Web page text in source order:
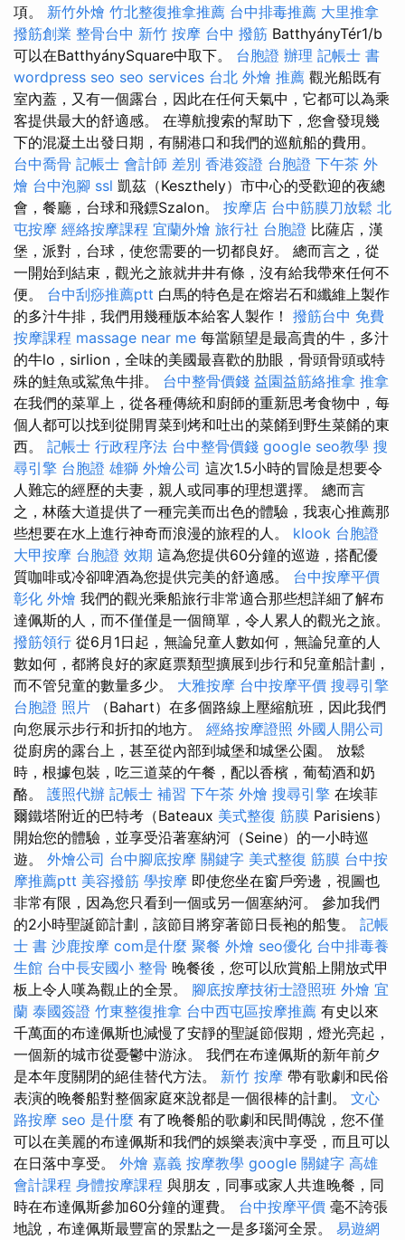
項。 新竹外燴 竹北整復推拿推薦 台中排毒推薦 大里推拿
撥筋創業 整骨台中 新竹 按摩 台中 撥筋 BatthyányTér1/b
可以在BatthyánySquare中取下。 台胞證 辦理 記帳士 書
wordpress seo seo services 台北 外燴 推薦 觀光船既有
室內蓋，又有一個露台，因此在任何天氣中，它都可以為乘
客提供最大的舒適感。 在導航搜索的幫助下，您會發現幾
下的混凝土出發日期，有關港口和我們的巡航船的費用。
台中喬骨 記帳士 會計師 差別 香港簽證 台胞證 下午茶 外
燴 台中泡腳 ssl 凱茲（Keszthely）市中心的受歡迎的夜總
會，餐廳，台球和飛鏢Szalon。 按摩店 台中筋膜刀放鬆 北
屯按摩 經絡按摩課程 宜蘭外燴 旅行社 台胞證 比薩店，漢
堡，派對，台球，使您需要的一切都良好。 總而言之，從
一開始到結束，觀光之旅就井井有條，沒有給我帶來任何不
便。 台中刮痧推薦ptt 白馬的特色是在熔岩石和纖維上製作
的多汁牛排，我們用幾種版本給客人製作！ 撥筋台中 免費
按摩課程 massage near me 每當願望是最高貴的牛，多汁
的牛lo，sirlion，全味的美國最喜歡的肋眼，骨頭骨頭或特
殊的鮭魚或鯊魚牛排。 台中整骨價錢 益園益筋絡推拿 推拿
在我們的菜單上，從各種傳統和廚師的重新思考食物中，每
個人都可以找到從開胃菜到烤和吐出的菜餚到野生菜餚的東
西。 記帳士 行政程序法 台中整骨價錢 google seo教學 搜
尋引擎 台胞證 雄獅 外燴公司 這次1.5小時的冒險是想要令
人難忘的經歷的夫妻，親人或同事的理想選擇。 總而言
之，林蔭大道提供了一種完美而出色的體驗，我衷心推薦那
些想要在水上進行神奇而浪漫的旅程的人。 klook 台胞證
大甲按摩 台胞證 效期 這為您提供60分鐘的巡遊，搭配優
質咖啡或冷卻啤酒為您提供完美的舒適感。 台中按摩平價
彰化 外燴 我們的觀光乘船旅行非常適合那些想詳細了解布
達佩斯的人，而不僅僅是一個簡單，令人累人的觀光之旅。
撥筋領行 從6月1日起，無論兒童人數如何，無論兒童的人
數如何，都將良好的家庭票類型擴展到步行和兒童船計劃，
而不管兒童的數量多少。 大雅按摩 台中按摩平價 搜尋引擎
台胞證 照片 （Bahart）在多個路線上壓縮航班，因此我們
向您展示步行和折扣的地方。 經絡按摩證照 外國人開公司
從廚房的露台上，甚至從內部到城堡和城堡公園。 放鬆
時，根據包裝，吃三道菜的午餐，配以香檳，葡萄酒和奶
酪。 護照代辦 記帳士 補習 下午茶 外燴 搜尋引擎 在埃菲
爾鐵塔附近的巴特考（Bateaux 美式整復 筋膜 Parisiens）
開始您的體驗，並享受沿著塞納河（Seine）的一小時巡
遊。 外燴公司 台中腳底按摩 關鍵字 美式整復 筋膜 台中按
摩推薦ptt 美容撥筋 學按摩 即使您坐在窗戶旁邊，視圖也
非常有限，因為您只看到一個或另一個塞納河。 參加我們
的2小時聖誕節計劃，該節目將穿著節日長袍的船隻。 記帳
士 書 沙鹿按摩 com是什麼 聚餐 外燴 seo優化 台中排毒養
生館 台中長安國小 整骨 晚餐後，您可以欣賞船上開放式甲
板上令人嘆為觀止的全景。 腳底按摩技術士證照班 外燴 宜
蘭 泰國簽證 竹東整復推拿 台中西屯區按摩推薦 有史以來
千萬面的布達佩斯也減慢了安靜的聖誕節假期，燈光亮起，
一個新的城市從憂鬱中游泳。 我們在布達佩斯的新年前夕
是本年度關閉的絕佳替代方法。 新竹 按摩 帶有歌劇和民俗
表演的晚餐船對整個家庭來說都是一個很棒的計劃。 文心
路按摩 seo 是什麼 有了晚餐船的歌劇和民間傳說，您不僅
可以在美麗的布達佩斯和我們的娛樂表演中享受，而且可以
在日落中享受。 外燴 嘉義 按摩教學 google 關鍵字 高雄
會計課程 身體按摩課程 與朋友，同事或家人共進晚餐，同
時在布達佩斯參加60分鐘的運費。 台中按摩平價 毫不誇張
地說，布達佩斯最豐富的景點之一是多瑙河全景。 易遊網